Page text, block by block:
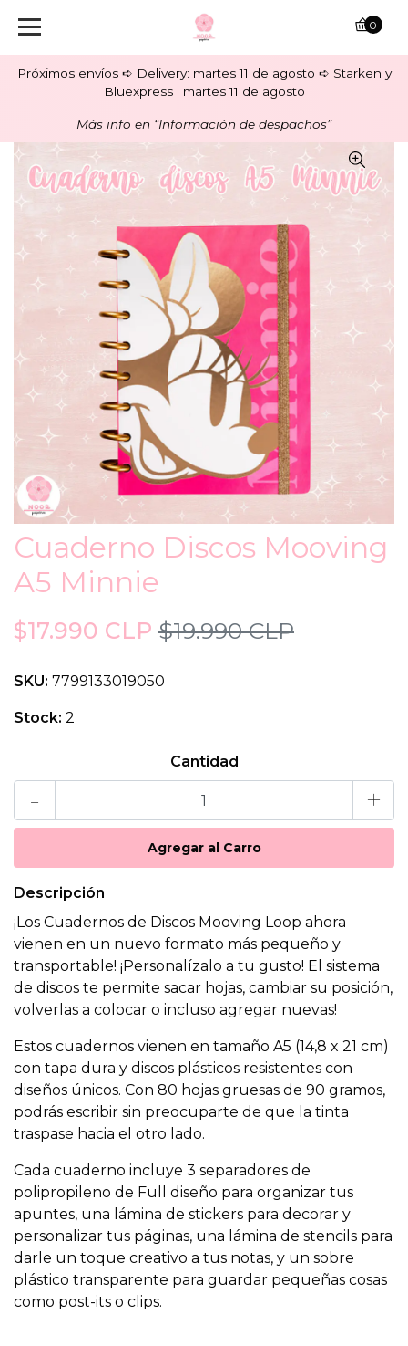
Próximos envíos ➪ Delivery: martes 11 de agosto ➪ Starken y
Bluexpress : martes 11 de agosto
Más info en “Información de despachos”
0
Cuaderno Discos Mooving
A5 Minnie
$17.990 CLP $19.990 CLP
SKU: 7799133019050
Stock: 2
Cantidad
- +
Descripción
¡Los Cuadernos de Discos Mooving Loop ahora
vienen en un nuevo formato más pequeño y
transportable! ¡Personalízalo a tu gusto! El sistema
de discos te permite sacar hojas, cambiar su posición,
volverlas a colocar o incluso agregar nuevas!
Estos cuadernos vienen en tamaño A5 (14,8 x 21 cm)
con tapa dura y discos plásticos resistentes con
diseños únicos. Con 80 hojas gruesas de 90 gramos,
podrás escribir sin preocuparte de que la tinta
traspase hacia el otro lado.
Cada cuaderno incluye 3 separadores de
polipropileno de Full diseño para organizar tus
apuntes, una lámina de stickers para decorar y
personalizar tus páginas, una lámina de stencils para
darle un toque creativo a tus notas, y un sobre
plástico transparente para guardar pequeñas cosas
como post-its o clips.